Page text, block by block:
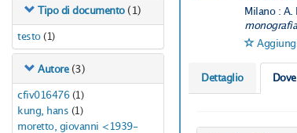
Tipo di documento (1)
testo (1)
Autore (3)
cfiv016476 (1)
kung, hans (1)
moretto, giovanni <1939-
Milano : A.
monografia
Dettaglio